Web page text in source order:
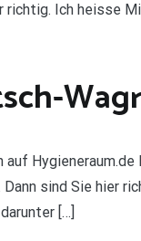
richtig. Ich heisse
sind Sie hier
[…]